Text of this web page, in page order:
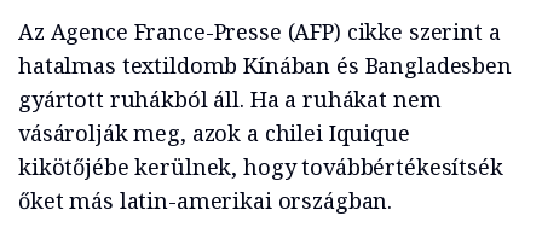
Az Agence France-Presse (AFP) cikke szerint a
hatalmas textildomb Kínában és Bangladesben
gyártott ruhákból áll. Ha a ruhákat nem
vásárolják meg, azok a chilei Iquique
kikötőjébe kerülnek, hogy továbbértékesítsék
őket más latin-amerikai országban.